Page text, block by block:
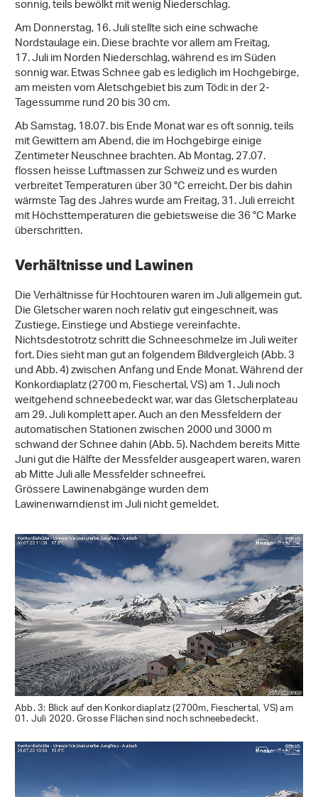
sonnig, teils bewölkt mit wenig Niederschlag.
Am Donnerstag, 16. Juli stellte sich eine schwache
Nordstaulage ein. Diese brachte vor allem am Freitag,
17. Juli im Norden Niederschlag, während es im Süden
sonnig war. Etwas Schnee gab es lediglich im Hochgebirge,
am meisten vom Aletschgebiet bis zum Tödi: in der 2-
Tagessumme rund 20 bis 30 cm.
Ab Samstag, 18.07. bis Ende Monat war es oft sonnig, teils
mit Gewittern am Abend, die im Hochgebirge einige
Zentimeter Neuschnee brachten. Ab Montag, 27.07.
flossen heisse Luftmassen zur Schweiz und es wurden
verbreitet Temperaturen über 30 °C erreicht. Der bis dahin
wärmste Tag des Jahres wurde am Freitag, 31. Juli erreicht
mit Höchsttemperaturen die gebietsweise die 36 °C Marke
überschritten.
Verhältnisse und Lawinen
Die Verhältnisse für Hochtouren waren im Juli allgemein gut.
Die Gletscher waren noch relativ gut eingeschneit, was
Zustiege, Einstiege und Abstiege vereinfachte.
Nichtsdestotrotz schritt die Schneeschmelze im Juli weiter
fort. Dies sieht man gut an folgendem Bildvergleich (Abb. 3
und Abb. 4) zwischen Anfang und Ende Monat. Während der
Konkordiaplatz (2700 m, Fieschertal, VS) am 1. Juli noch
weitgehend schneebedeckt war, war das Gletscherplateau
am 29. Juli komplett aper. Auch an den Messfeldern der
automatischen Stationen zwischen 2000 und 3000 m
schwand der Schnee dahin (Abb. 5). Nachdem bereits Mitte
Juni gut die Hälfte der Messfelder ausgeapert waren, waren
ab Mitte Juli alle Messfelder schneefrei.
Grössere Lawinenabgänge wurden dem
Lawinenwarndienst im Juli nicht gemeldet.
Abb. 3: Blick auf den Konkordiaplatz (2700m, Fieschertal, VS) am
01. Juli 2020. Grosse Flächen sind noch schneebedeckt.